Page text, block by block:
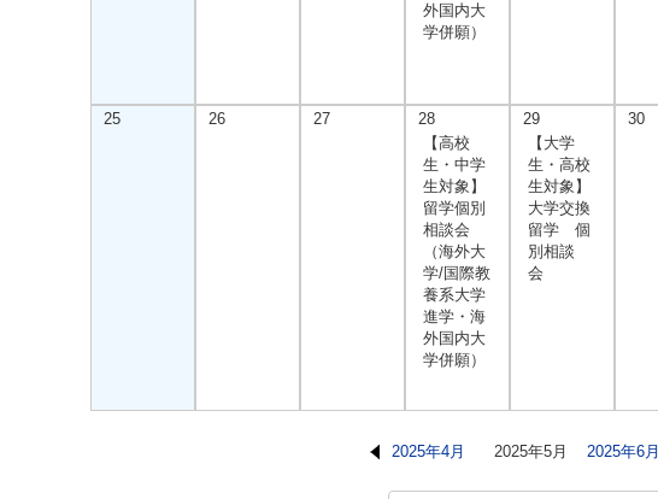
外国内大
学併願）
25 26 27
28
【高校
生・中学
生対象】
留学個別
相談会
（海外大
学/国際教
養系大学
進学・海
外国内大
学併願）
29
【大学
生・高校
生対象】
大学交換
留学 個
別相談
会
30
2025年4月 2025年5月 2025年6月